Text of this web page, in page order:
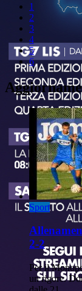
1
2
3
4
5
6
Sport
2-2
Per il
un rigore.